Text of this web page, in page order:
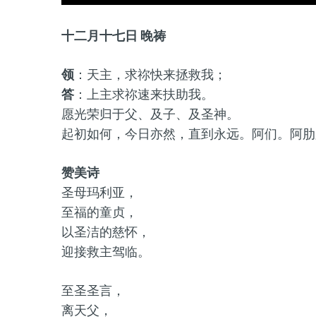
十二月十七日 晚祷
领 ：天主，求祢快来拯救我；
答 ：上主求祢速来扶助我。
愿光荣归于父、及子、及圣神。
起初如何，今日亦然，直到永远。阿们。阿
赞美诗
圣母玛利亚，
至福的童贞，
以圣洁的慈怀，
迎接救主驾临。
至圣圣言，
离天父，